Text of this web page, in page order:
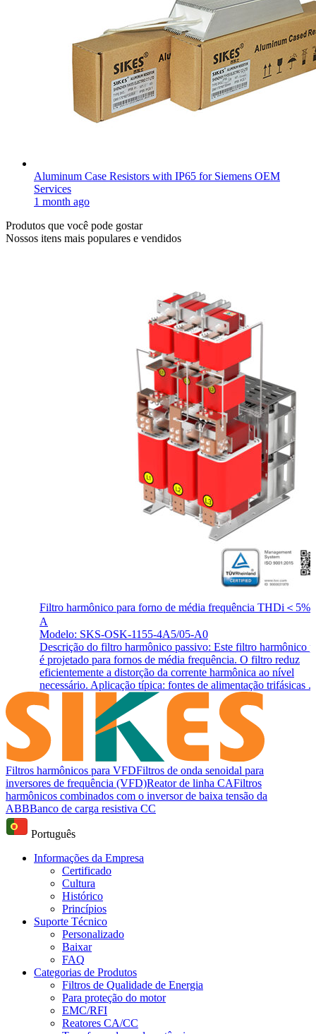
Aluminum Case Resistors with IP65 for Siemens OEM
Services
1 month ago
Produtos que você pode gostar
Nossos itens mais populares e vendidos
Filtro harmônico para forno de média frequência THDi＜5%
A
Modelo: SKS-OSK-1155-4A5/05-A0
Descrição do filtro harmônico passivo: Este filtro harmônico
é projetado para fornos de média frequência. O filtro reduz
eficientemente a distorção da corrente harmônica ao nível
necessário. Aplicação típica: fontes de alimentação trifásicas ...
Filtros harmônicos para VFDFiltros de onda senoidal para
inversores de frequência (VFD)Reator de linha CAFiltros
harmônicos combinados com o inversor de baixa tensão da
ABBBanco de carga resistiva CC
Português
Informações da Empresa
Certificado
Cultura
Histórico
Princípios
Suporte Técnico
Personalizado
Baixar
FAQ
Categorias de Produtos
Filtros de Qualidade de Energia
Para proteção do motor
EMC/RFI
Reatores CA/CC